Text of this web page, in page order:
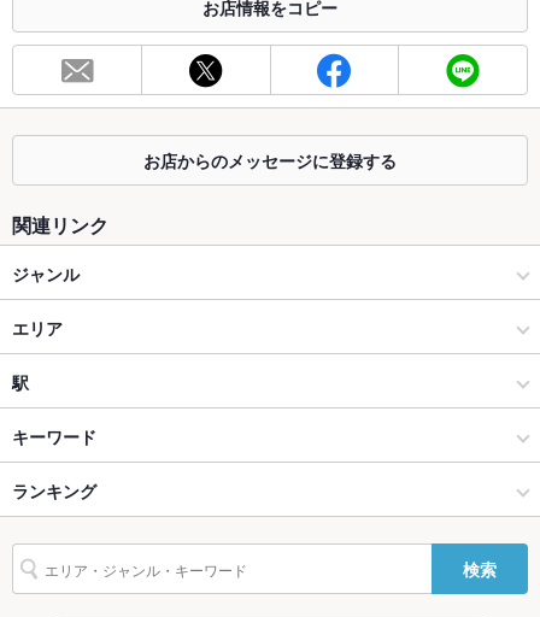
総席数
最大宴会収
容人数
4人(新型コロナウイルス感染拡大防止のため、最大人数は4名様
まで)
個室
掘りごたつ なし
ソファー
テラス席
貸切
設備
バリアフリ
ー
なし
お店情報をコピー
お店からのメッセージに登録する
関連リンク
ジャンル
居酒屋
創作
札幌（札幌駅・大通） × 居酒屋
札幌（札幌駅・大通） × 創作
札幌駅 × 居酒屋
札幌駅 × 創作
エリア
札幌駅
札幌駅 × 居酒屋
札幌駅 × 創作
北海道
北海道 × 居酒屋
駅
さっぽろ駅
札幌駅
キーワード
馬刺し フライドポテト
ランキング
北海道のグルメランキング
北海道の居酒屋ランキング
検索